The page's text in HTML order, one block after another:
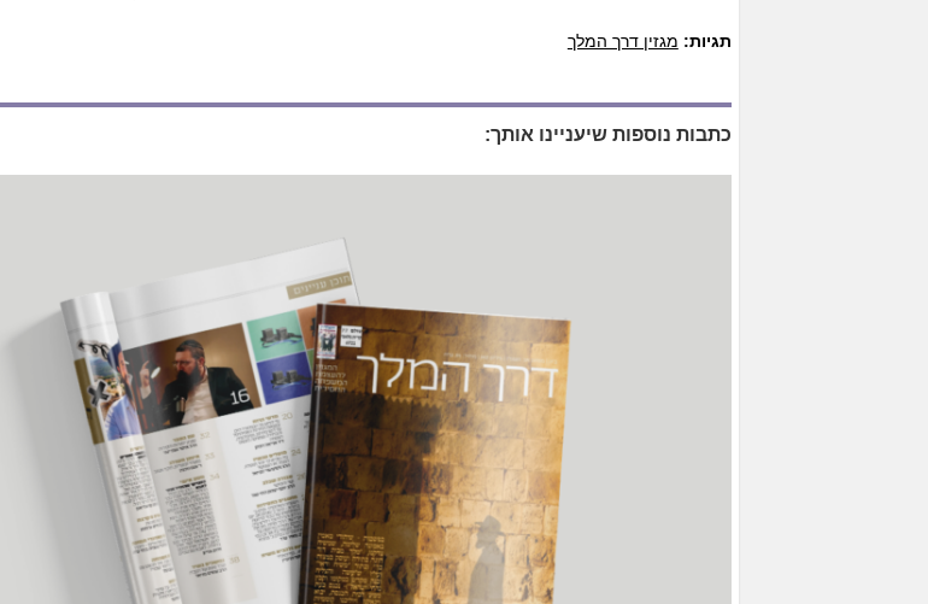
תגיות: מגזין דרך המלך
כתבות נוספות שיעניינו אותך: